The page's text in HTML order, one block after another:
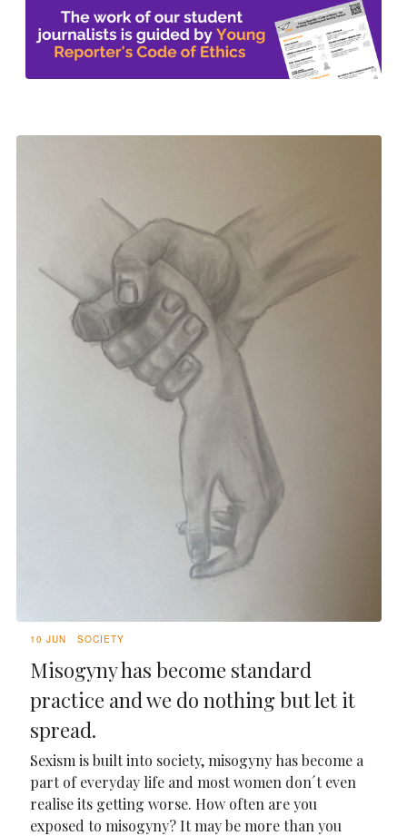
10 JUN SOCIETY
Misogyny has become standard
practice and we do nothing but let it
spread.
Sexism is built into society, misogyny has become a
part of everyday life and most women don´t even
realise its getting worse. How often are you
exposed to misogyny? It may be more than you